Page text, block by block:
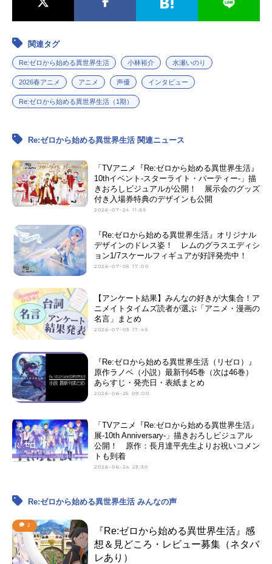
関連タグ
Re:ゼロから始める異世界生活 小林裕介 水瀬いのり
2026春アニメ アニメ 声優 インタビュー
Re:ゼロから始める異世界生活（1期）
Re:ゼロから始める異世界生活 関連ニュース
「TVアニメ『Re:ゼロから始める異世界生活』
10thイベント-スターライト・パーティー-」描
きおろしビジュアルが公開！ 展示会のグッズ
付き入場券特典のデザインも公開
2026-07-24 11:55
『Re:ゼロから始める異世界生活』オリジナル
デザインのドレス姿！ レムのグラスエディシ
ョン1/7スケールフィギュアが好評発売中！
2026-07-05 17:00
【アンケート結果】みんなの好きが大集合！ア
ニメイトタイムズ読者が選ぶ「アニメ・漫画の
名言」まとめ
2026-07-03 17:45
『Re:ゼロから始める異世界生活（リゼロ）』
原作ラノベ（小説）最新刊45巻（次は46巻）
あらすじ・発売日・表紙まとめ
2026-06-25 09:00
「TVアニメ『Re:ゼロから始める異世界生活』
展-10th Anniversary-」描きおろしビジュアル
公開！ 原作：長月達平先生よりお祝いコメン
トも到着
2026-06-24 23:30
Re:ゼロから始める異世界生活 みんなの声
2
『Re:ゼロから始める異世界生活』感
想＆見どころ・レビュー募集（ネタバ
レあり）